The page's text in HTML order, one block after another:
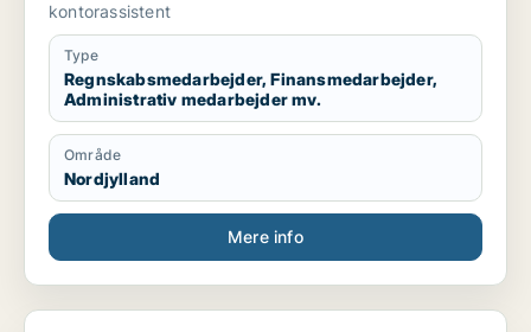
kontorassistent
Type
Regnskabsmedarbejder, Finansmedarbejder,
Administrativ medarbejder mv.
Område
Nordjylland
Mere info